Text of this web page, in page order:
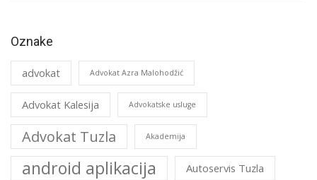
Oznake
advokat Advokat Azra Malohodžić
Advokat Kalesija Advokatske usluge
Advokat Tuzla Akademija
android aplikacija Autoservis Tuzla